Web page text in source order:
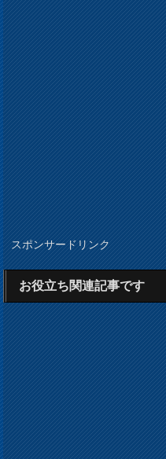
スポンサードリンク
お役立ち関連記事です